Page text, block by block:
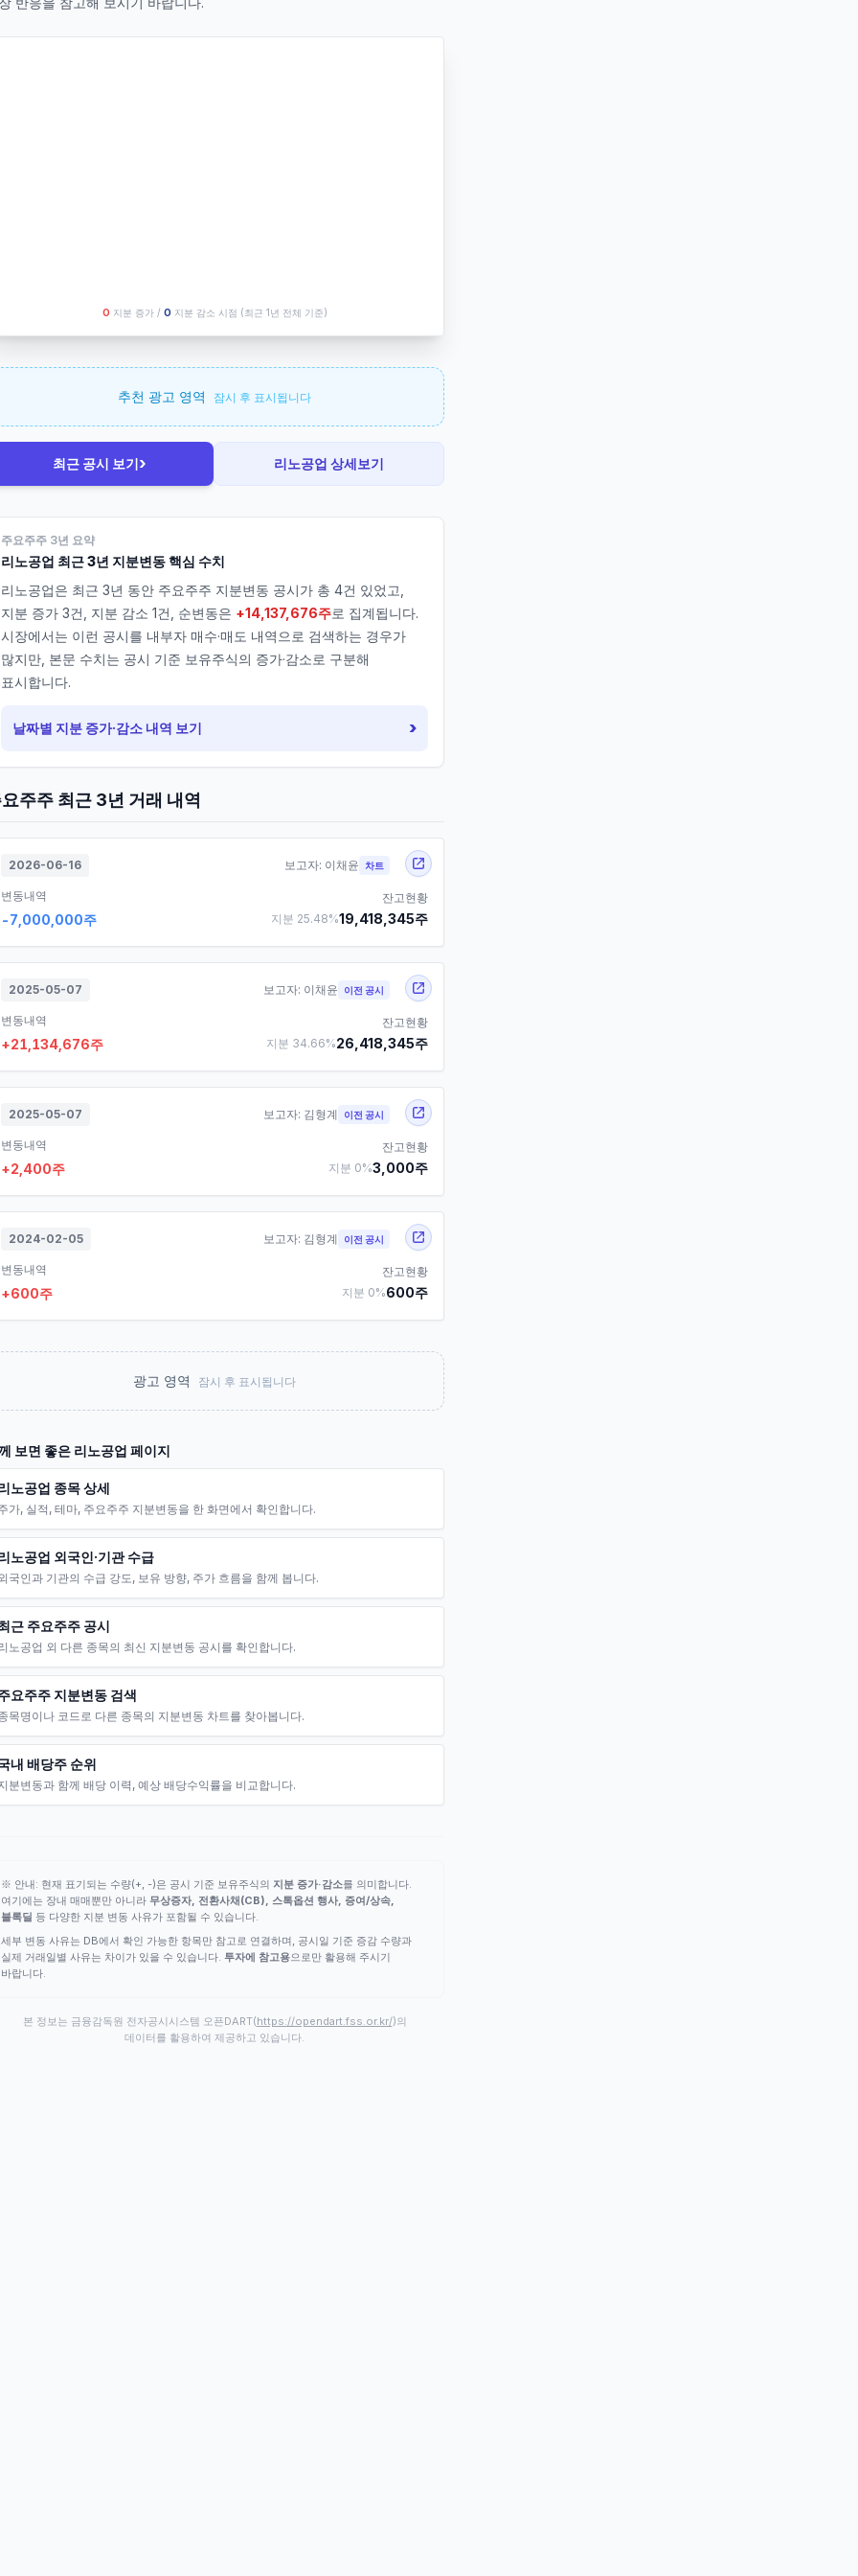
O 지분 증가 / O 지분 감소 시점 (최근 1년 전체 기준)
추천 광고 영역 잠시 후 표시됩니다
최근 공시 보기› 리노공업 상세보기
주요주주 3년 요약
리노공업 최근 3년 지분변동 핵심 수치
리노공업은 최근 3년 동안 주요주주 지분변동 공시가 총 4건 있었고,
지분 증가 3건, 지분 감소 1건, 순변동은 +14,137,676주로 집계됩니다.
시장에서는 이런 공시를 내부자 매수·매도 내역으로 검색하는 경우가
많지만, 본문 수치는 공시 기준 보유주식의 증가·감소로 구분해
표시합니다.
날짜별 지분 증가·감소 내역 보기 ›
주주 최근 3년 거래 내역
2026-06-16 보고자: 이채윤 차트
변동내역
-7,000,000주
잔고현황
지분 25.48%19,418,345주
2025-05-07 보고자: 이채윤 이전 공시
변동내역
+21,134,676주
잔고현황
지분 34.66%26,418,345주
2025-05-07 보고자: 김형계 이전 공시
변동내역
+2,400주
잔고현황
지분 0%3,000주
2024-02-05 보고자: 김형계 이전 공시
변동내역
+600주
잔고현황
지분 0%600주
광고 영역 잠시 후 표시됩니다
보면 좋은 리노공업 페이지
노공업 종목 상세
가, 실적, 테마, 주요주주 지분변동을 한 화면에서 확인합니다.
노공업 외국인·기관 수급
국인과 기관의 수급 강도, 보유 방향, 주가 흐름을 함께 봅니다.
근 주요주주 공시
노공업 외 다른 종목의 최신 지분변동 공시를 확인합니다.
요주주 지분변동 검색
목명이나 코드로 다른 종목의 지분변동 차트를 찾아봅니다.
내 배당주 순위
분변동과 함께 배당 이력, 예상 배당수익률을 비교합니다.
※ 안내: 현재 표기되는 수량(+, -)은 공시 기준 보유주식의 지분 증가·감소를 의미합니다.
여기에는 장내 매매뿐만 아니라 무상증자, 전환사채(CB), 스톡옵션 행사, 증여/상속,
블록딜 등 다양한 지분 변동 사유가 포함될 수 있습니다.
세부 변동 사유는 DB에서 확인 가능한 항목만 참고로 연결하며, 공시일 기준 증감 수량과
실제 거래일별 사유는 차이가 있을 수 있습니다. 투자에 참고용으로만 활용해 주시기
바랍니다.
본 정보는 금융감독원 전자공시시스템 오픈DART(https://opendart.fss.or.kr/)의
데이터를 활용하여 제공하고 있습니다.